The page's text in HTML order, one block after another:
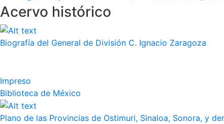
Acervo histórico
Biografía del General de División C. Ignacio Zaragoza
Impreso
Biblioteca de México
Plano de las Provincias de Ostimuri, Sinaloa, Sonora, y